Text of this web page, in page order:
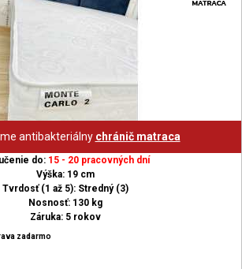
antibakteriálny chránič matraca
do: 15 - 20 pracovných dní
Výška: 19 cm
Tvrdosť (1 až 5): Stredný (3)
Nosnosť: 130 kg
Záruka: 5 rokov
zadarmo